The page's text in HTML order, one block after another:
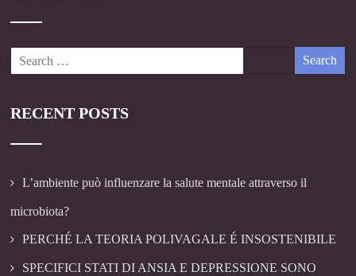
RECENT POSTS
L’ambiente può influenzare la salute mentale attraverso il
microbiota?
PERCHÉ LA TEORIA POLIVAGALE É INSOSTENIBILE
SPECIFICI STATI DI ANSIA E DEPRESSIONE SONO